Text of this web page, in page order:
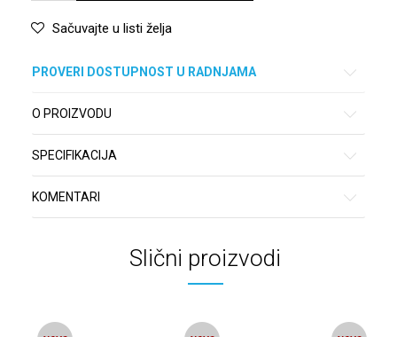
Sačuvajte u listi želja
PROVERI DOSTUPNOST U RADNJAMA
O PROIZVODU
SPECIFIKACIJA
KOMENTARI
Slični proizvodi